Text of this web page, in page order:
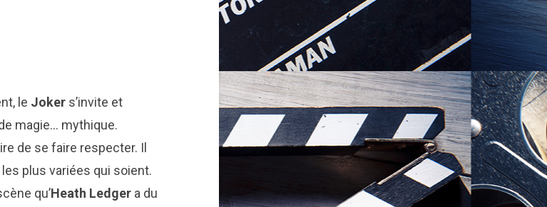
le Jokers’invite et
magie… mythique.
de se faire respecter. Il
plus variées qui soient.
qu’Heath Ledgera du